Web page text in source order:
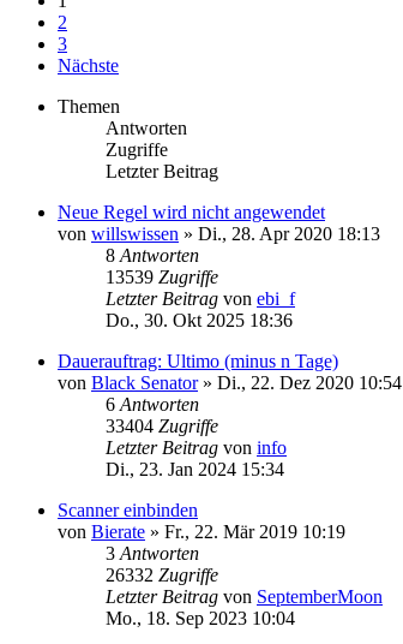
2
3
Nächste
Themen
Antworten
Zugriffe
Letzter Beitrag
Neue Regel wird nicht angewendet
von willswissen » Di., 28. Apr 2020 18:13
8 Antworten
13539 Zugriffe
Letzter Beitrag von ebi_f
Do., 30. Okt 2025 18:36
Dauerauftrag: Ultimo (minus n Tage)
von Black Senator» Di., 22. Dez 2020 10:54
6 Antworten
33404 Zugriffe
Letzter Beitrag von info
Di., 23. Jan 2024 15:34
Scanner einbinden
von Bierate » Fr., 22. Mär 2019 10:19
3 Antworten
26332 Zugriffe
Letzter Beitrag von SeptemberMoon
Mo., 18. Sep 2023 10:04